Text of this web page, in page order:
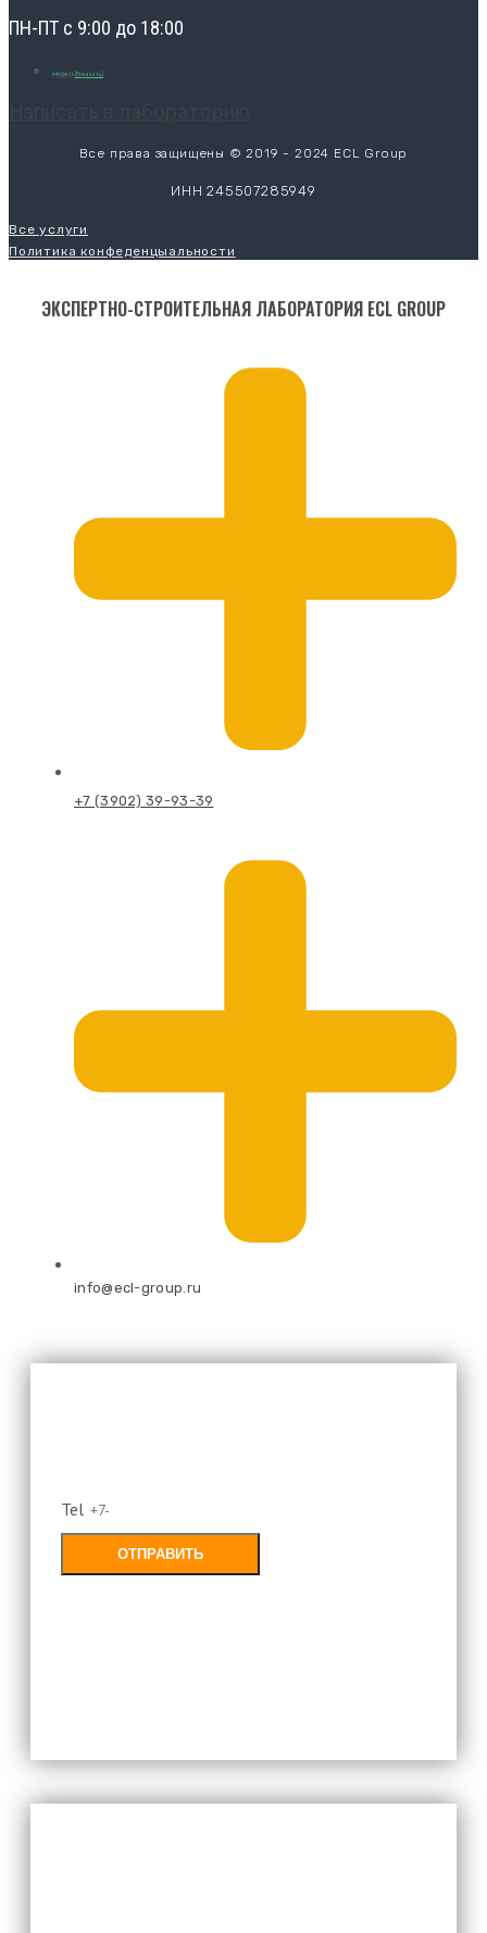
ПН-ПТ с 9:00 до 18:00
info@ecl- [Показать]
Все права защищены © 2019 - 2024 ECL Group
ИНН 245507285949
Все услуги
Политика конфеденцыальности
ЭКСПЕРТНО-СТРОИТЕЛЬНАЯ ЛАБОРАТОРИЯ ECL GROUP
+7 (3902) 39-93-39
info@ecl-group.ru
Tel
ОТПРАВИТЬ